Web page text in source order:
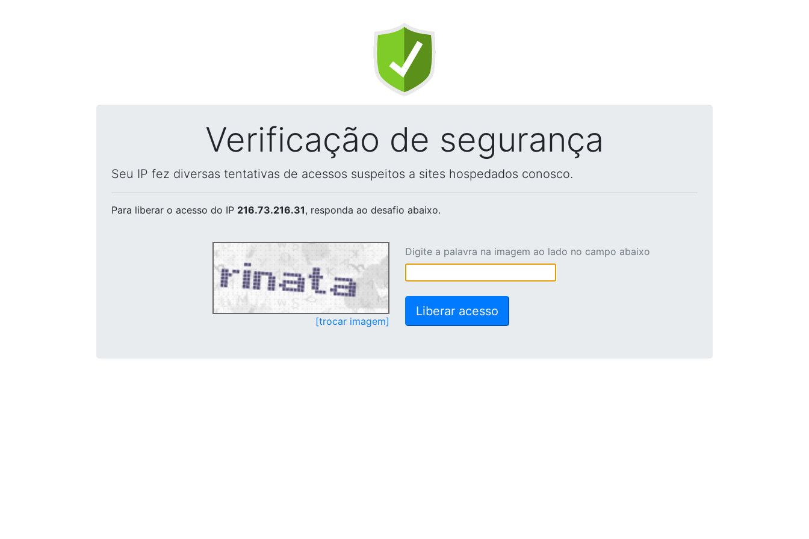
Verificação de segurança
Seu IP fez diversas tentativas de acessos suspeitos a sites hospedados conosco.
Para liberar o acesso do IP 216.73.216.31, responda ao desafio abaixo.
[trocar imagem]
Digite a palavra na imagem ao lado no campo abaixo